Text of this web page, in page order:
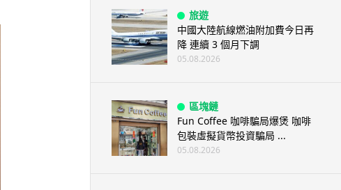
旅遊
中國大陸航線燃油附加費今日再
降 連續 3 個月下調
05.08.2026
區塊鏈
Fun Coffee 咖啡騙局爆煲 咖啡
包裝虛擬貨幣投資騙局 ...
05.08.2026